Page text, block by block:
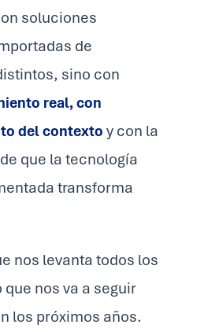
soluciones
de
sino con
real, con
del contexto y con la
que la tecnología
transforma
nos levanta todos los
que nos va a seguir
los próximos años.